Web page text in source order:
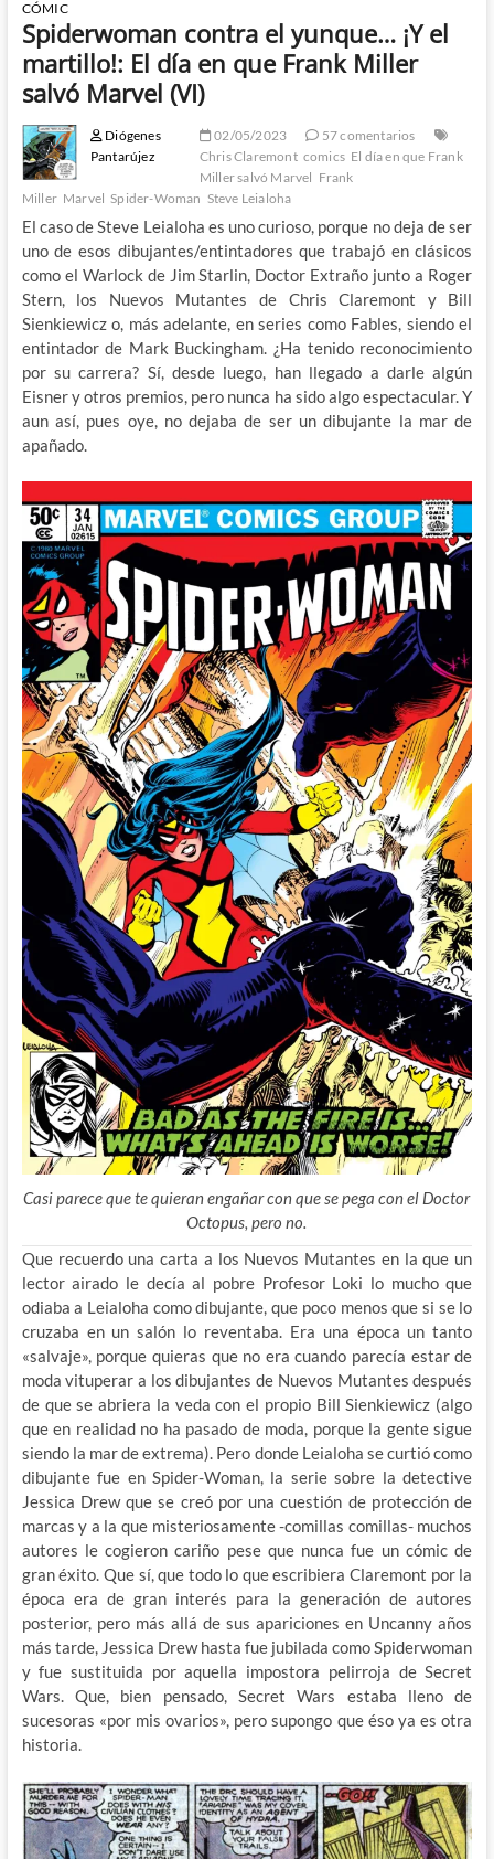
CÓMIC
Spiderwoman contra el yunque… ¡Y el
martillo!: El día en que Frank Miller
salvó Marvel (VI)
Diógenes
Pantarújez
02/05/2023
57 comentarios
Chris Claremont comics El día en que Frank
Miller salvó Marvel Frank
Miller Marvel Spider-Woman Steve Leialoha
El caso de Steve Leialoha es uno curioso, porque no deja de ser
uno de esos dibujantes/entintadores que trabajó en clásicos
como el Warlock de Jim Starlin, Doctor Extraño junto a Roger
Stern, los Nuevos Mutantes de Chris Claremont y Bill
Sienkiewicz o, más adelante, en series como Fables, siendo el
entintador de Mark Buckingham. ¿Ha tenido reconocimiento
por su carrera? Sí, desde luego, han llegado a darle algún
Eisner y otros premios, pero nunca ha sido algo espectacular. Y
aun así, pues oye, no dejaba de ser un dibujante la mar de
apañado.
Casi parece que te quieran engañar con que se pega con el Doctor
Octopus, pero no.
Que recuerdo una carta a los Nuevos Mutantes en la que un
lector airado le decía al pobre Profesor Loki lo mucho que
odiaba a Leialoha como dibujante, que poco menos que si se lo
cruzaba en un salón lo reventaba. Era una época un tanto
«salvaje», porque quieras que no era cuando parecía estar de
moda vituperar a los dibujantes de Nuevos Mutantes después
deque se abriera la veda con el propio Bill Sienkiewicz (algo
que en realidad no ha pasado de moda, porque la gente sigue
siendo la mar de extrema). Pero donde Leialoha se curtió como
dibujante fue en Spider-Woman, la serie sobre la detective
Jessica Drew que se creó por una cuestión de protección de
marcas y a la que misteriosamente -comillas comillas- muchos
autores le cogieron cariño pese que nunca fue un cómic de
gran éxito. Que sí, que todo lo que escribiera Claremont por la
época era de gran interés para la generación de autores
posterior, pero más allá de sus apariciones en Uncanny años
más tarde, Jessica Drew hasta fue jubilada como Spiderwoman
y fue sustituida por aquella impostora pelirroja de Secret
Wars. Que, bien pensado, Secret Wars estaba lleno de
sucesoras «por mis ovarios», pero supongo que éso ya es otra
historia.